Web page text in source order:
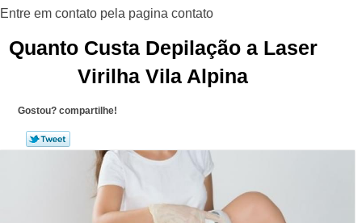
Quanto Custa Depilação a Laser
Virilha Vila Alpina
Gostou? compartilhe!